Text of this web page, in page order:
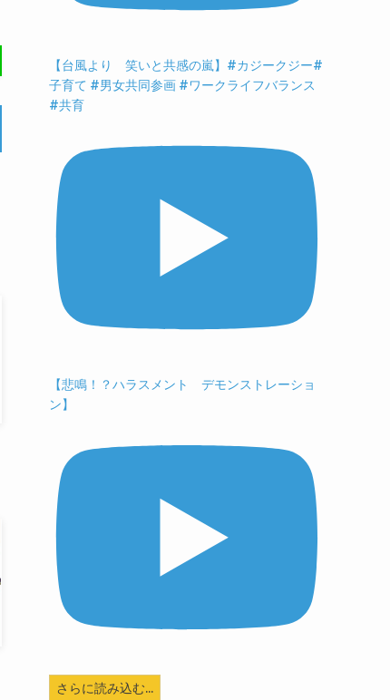
【台風より 笑いと共感の嵐】#カジークジー#
子育て #男女共同参画 #ワークライフバランス
#共育
【悲鳴！？ハラスメント デモンストレーショ
ン】
さらに読み込む...